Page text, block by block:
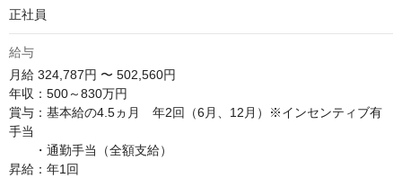
正社員
給与
月給 324,787円 〜 502,560円
年収：500～830万円
賞与：基本給の4.5ヵ月　年2回（6月、12月）※インセンティブ有
手当
・通勤手当（全額支給）
昇給：年1回